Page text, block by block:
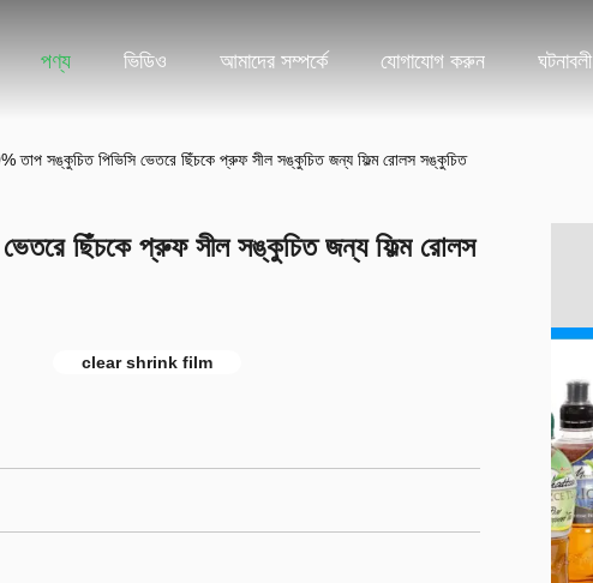
পণ্য ভিডিও আমাদের সম্পর্কে যোগাযোগ করুন ঘটনাবলী
তাপ সঙ্কুচিত পিভিসি ভেতরে ছিঁচকে প্রুফ সীল সঙ্কুচিত জন্য ফিল্ম রোলস সঙ্কুচিত
ছিঁচকে প্রুফ সীল সঙ্কুচিত জন্য ফিল্ম রোলস
clear shrink film